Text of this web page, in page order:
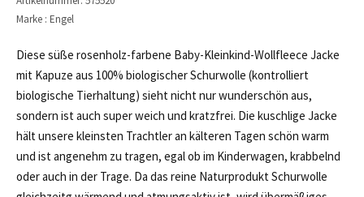
Marke : Engel
Diese süße rosenholz-farbene Baby-Kleinkind-Wollfleece Jacke
mit Kapuze aus 100% biologischer Schurwolle (kontrolliert
biologische Tierhaltung) sieht nicht nur wunderschön aus,
sondern ist auch super weich und kratzfrei. Die kuschlige Jacke
hält unsere kleinsten Trachtler an kälteren Tagen schön warm
und ist angenehm zu tragen, egal ob im Kinderwagen, krabbelnd
oder auch in der Trage. Da das reine Naturprodukt Schurwolle